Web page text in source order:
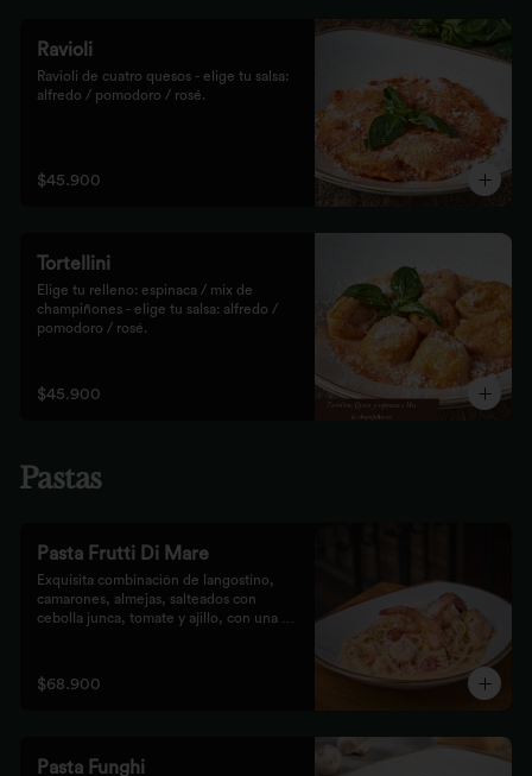
Ravioli
Ravioli de cuatro quesos - elige tu salsa:
alfredo / pomodoro / rosé.
$45.900
Tortellini
Elige tu relleno: espinaca / mix de
champiñones - elige tu salsa: alfredo /
pomodoro / rosé.
$45.900
Pastas
Pasta Frutti Di Mare
Exquisita combinación de langostino,
camarones, almejas, salteados con
cebolla junca, tomate y ajillo, con una
acompañado con nuestro tradicional pan
Focaccia.
$68.900
Pasta Funghi